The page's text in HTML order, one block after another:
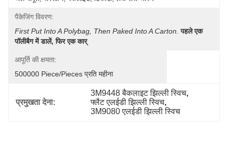
पैकेजिंग विवरण:
First Put Into A Polybag, Then Paked Into A Carton. पहले एक
पॉलीबैग में डालें, फिर एक कार्
आपूर्ति की क्षमता:
500000 Piece/Pieces प्रति महीना
प्रमुखता देना:
3M9448 बैकलाइट झिल्ली स्विच,
फ्लैट एलईडी झिल्ली स्विच,
3M9080 एलईडी झिल्ली स्विच